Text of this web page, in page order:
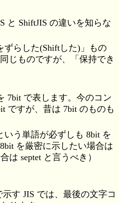
と ShiftJIS の違いを知らな
ずらした(Shiftした)」もの
じものですが、「保持でき
7bit で表します。今のコン
ですが、昔は 7bit のものも
いう単語が必ずしも 8bit を
を厳密に示したい場合は
は septet と言うべき）
す JIS では、最後の文字コ